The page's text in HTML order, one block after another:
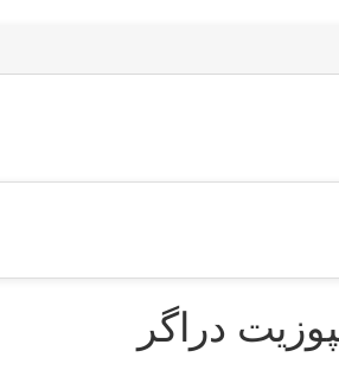
دراگر